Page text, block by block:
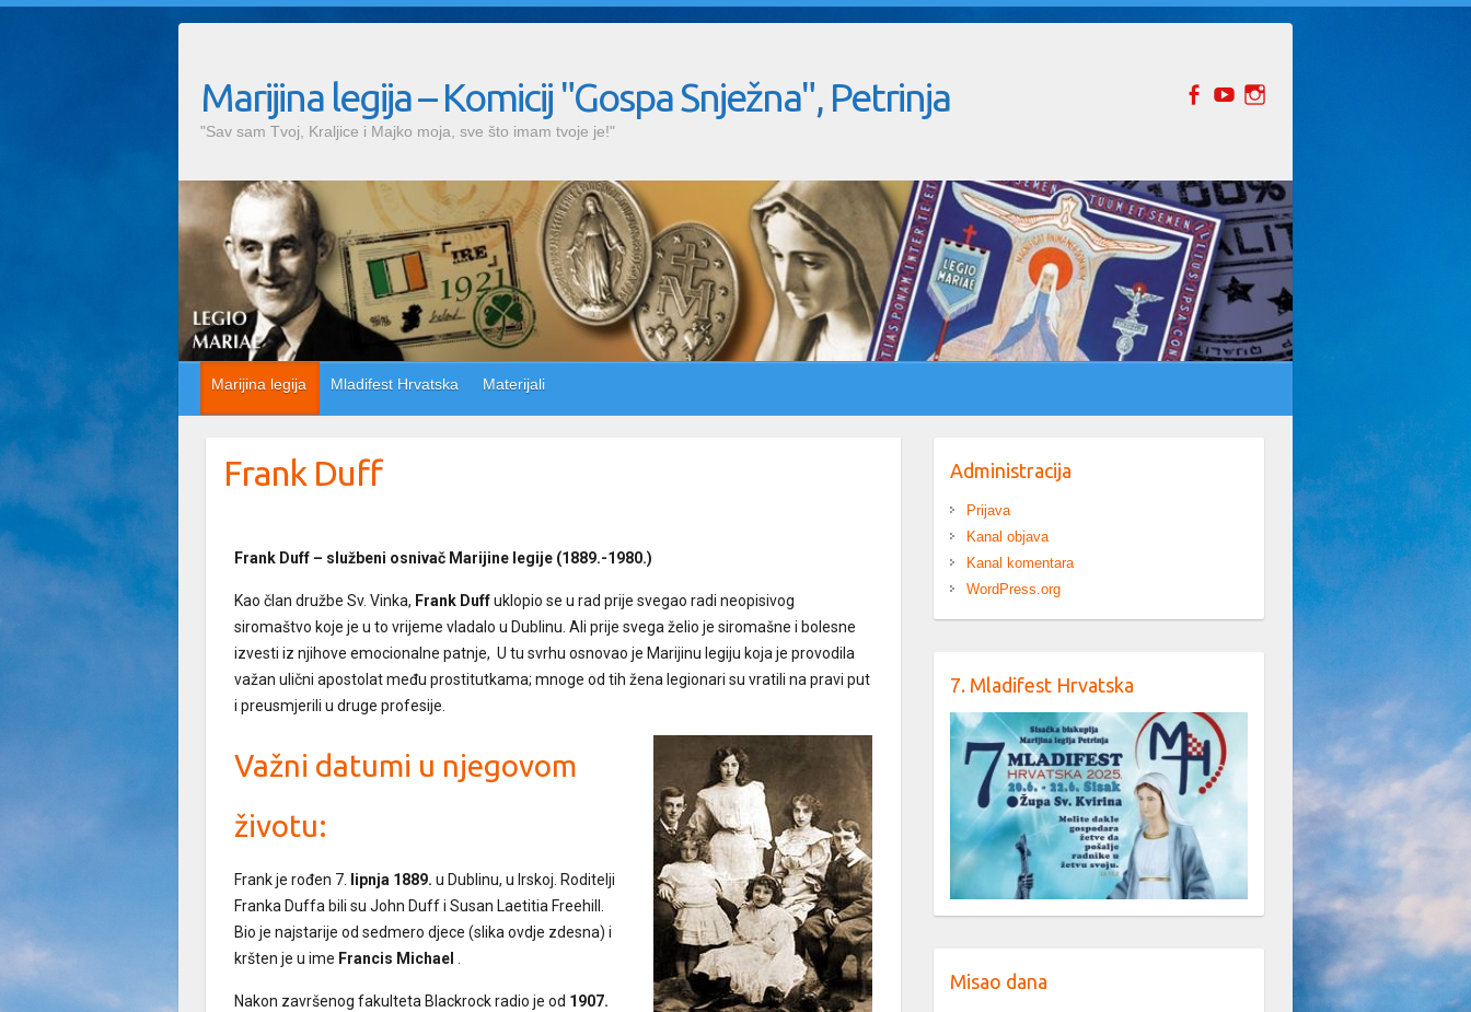
Marijina legija – Komicij "Gospa Snježna", Petrinja
"Sav sam Tvoj, Kraljice i Majko moja, sve što imam tvoje je!"
Marijina legija Mladifest Hrvatska Materijali
Frank Duff
Frank Duff – službeni osnivač Marijine legije (1889.-1980.)
Kao član družbe Sv. Vinka, Frank Duffuklopio se u rad prije svegao radi neopisivog
siromaštvo koje je u to vrijeme vladalo u Dublinu. Ali prije svega želio je siromašne i bolesne
izvesti iz njihove emocionalne patnje, U tu svrhu osnovao je Marijinu legiju koja je provodila
važan ulični apostolat među prostitutkama; mnoge od tih žena legionari su vratili na pravi put
i preusmjerili u druge profesije.
Važni datumi u njegovom
životu:
Frank je rođen 7. lipnja 1889. u Dublinu, u Irskoj. Roditelji
Franka Duffa bili su John Duff i Susan Laetitia Freehill.
Bio je najstarije od sedmero djece (slika ovdje zdesna) i
kršten je u ime Francis Michael
Nakon završenog fakulteta Blackrock radio je od 1907.
Administracija
Prijava
Kanal objava
Kanal komentara
WordPress.org
7. Mladifest Hrvatska
Misao dana